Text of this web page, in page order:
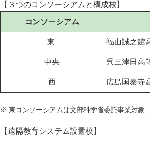
【３つのコンソーシアムと構成校】
コンソーシアム
東 ​ 福山誠之館
中央 呉三津田高
西 広島国泰寺
※ 東コンソーシアムは文部科学省委託事業対象
【遠隔教育システム設置校】